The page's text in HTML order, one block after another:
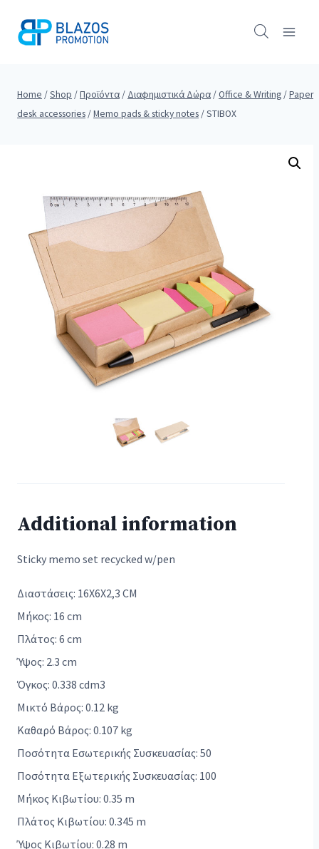
Home /Shop /Προϊόντα / Διαφημιστικά Δώρα /Office & Writing /Paper
desk accessories /Memo pads & sticky notes /STIBOX
Additional information
Sticky memo set recycked w/pen
Διαστάσεις: 16X6X2,3 CM
Μήκος: 16 cm
Πλάτος: 6 cm
Ύψος: 2.3 cm
Όγκος: 0.338 cdm3
Μικτό Βάρος: 0.12 kg
Καθαρό Βάρος: 0.107 kg
Ποσότητα Εσωτερικής Συσκευασίας: 50
Ποσότητα Εξωτερικής Συσκευασίας: 100
Μήκος Κιβωτίου: 0.35 m
Πλάτος Κιβωτίου: 0.345 m
Ύψος Κιβωτίου: 0.28 m